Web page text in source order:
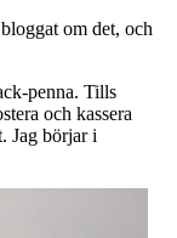
om det, och
penna. Tills
och kassera
Jag börjar i